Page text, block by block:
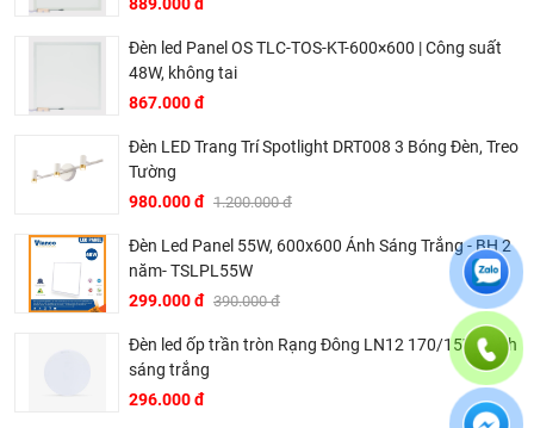
Dịch vụ khách hàng chuyên nghiệp:KingLED luôn đặt
lợi ích của khách hàng lên hàng đầu, cung cấp dịch vụ tư
vấn, hỗ trợ kỹ thuật và bảo hành chu đáo.
Các dòng sản phẩm chính:
Đèn LED âm trần
Đèn LED tuýp
Đèn LED panel
Đèn LED nhà xưởng
Đèn LED đường phố
Đèn led trang trí.
889.000 đ
Đèn led Panel OS TLC-TOS-KT-600×600 | Công suất
48W, không tai
867.000 đ
Đèn LED Trang Trí Spotlight DRT008 3 Bóng Đèn, Treo
Tường
980.000 đ 1.200.000 đ
Đèn Led Panel 55W, 600x600 Ánh Sáng Trắng - BH 2
năm- TSLPL55W
299.000 đ 390.000 đ
Đèn led ốp trần tròn Rạng Đông LN12 170/15W | Ánh
sáng trắng
296.000 đ